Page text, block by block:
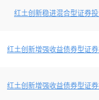
红土创新稳进混合型证券
红土创新增强收益债券型证
红土创新增强收益债券型证